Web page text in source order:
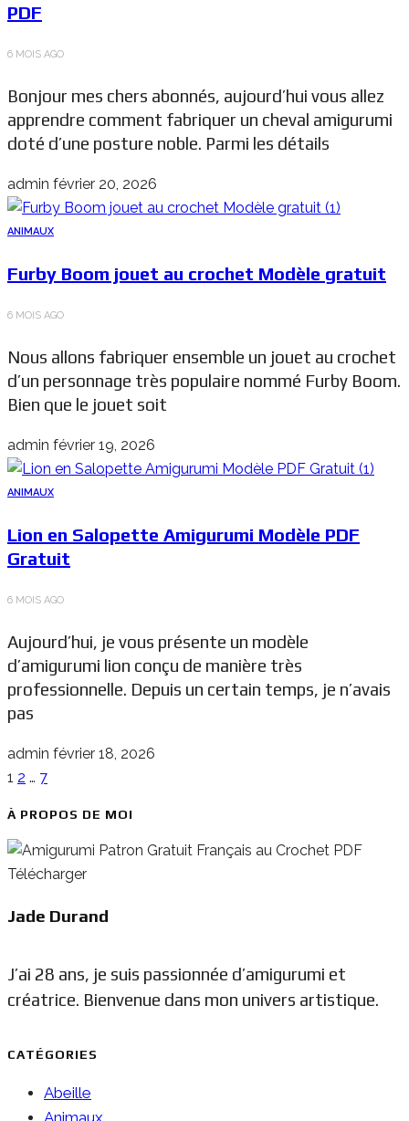
PDF
6 MOIS AGO
Bonjour mes chers abonnés, aujourd’hui vous allez
apprendre comment fabriquer un cheval amigurumi
doté d’une posture noble. Parmi les détails
admin février 20, 2026
ANIMAUX
Furby Boom jouet au crochet Modèle gratuit
6 MOIS AGO
Nous allons fabriquer ensemble un jouet au crochet
d’un personnage très populaire nommé Furby Boom.
Bien que le jouet soit
admin février 19, 2026
ANIMAUX
Lion en Salopette Amigurumi Modèle PDF
Gratuit
6 MOIS AGO
Aujourd’hui, je vous présente un modèle
d’amigurumi lion conçu de manière très
professionnelle. Depuis un certain temps, je n’avais
pas
admin février 18, 2026
1 2 … 7
À PROPOS DE MOI
Jade Durand
J’ai 28 ans, je suis passionnée d’amigurumi et
créatrice. Bienvenue dans mon univers artistique.
CATÉGORIES
Abeille